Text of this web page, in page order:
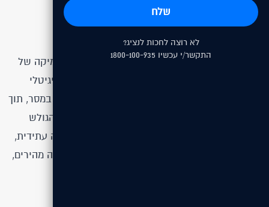
שלח
לא רוצה לחכות לנציג?
התקשר/י עכשיו 1800-100-935
האסטרטגיה שלנו
האסטרטגיה שלנו בפרויקט התבססה על הבנה מעמיקה של
הצרכים והחזון של אלמוג אילת, ותרגומם לפתרון דיגיטלי
מדויק ויעיל. שמנו דגש על פשטות, בהירות ומיקוד במסר, תוך
יצירת חוויית משתמש אינטואיטיבית שמובילה את הגולש
לפעולה. תכננו את מבנה האתר כך שיתמוך בצמיחה עתידית,
עם תשתית טכנולוגית גמישה, עיצוב נקי וזמני טעינה מהירים,